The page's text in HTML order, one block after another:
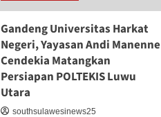
Gandeng Universitas Harkat
Negeri, Yayasan Andi Manenne
Cendekia Matangkan
Persiapan POLTEKIS Luwu
Utara
southsulawesinews25